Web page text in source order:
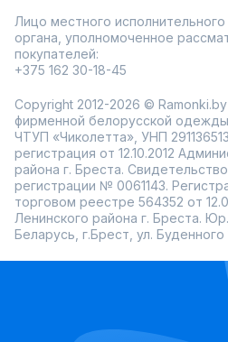
Лицо местного
органа, уполномоченное
покупателей:
+375 162 30-18-45
Copyright 2012-2026 ©
фирменной белорусской
ЧТУП «Чиколетта», УНП
регистрация от 12.10.2012
района г. Бреста.
регистрации № 0061143.
торговом реестре 564352 от
Ленинского района г. Бреста.
Беларусь, г.Брест, ул. Буденного